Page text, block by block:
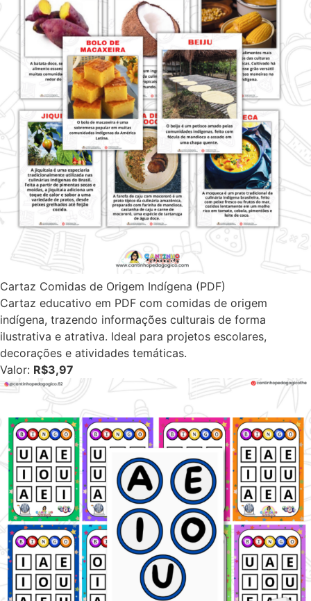
Cartaz Comidas de Origem Indígena (PDF)
Cartaz educativo em PDF com comidas de origem
indígena, trazendo informações culturais de forma
ilustrativa e atrativa. Ideal para projetos escolares,
decorações e atividades temáticas.
Valor: R$3,97